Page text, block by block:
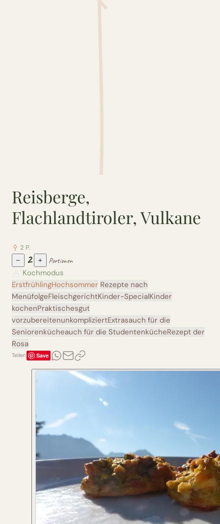
Reisberge,
Flachlandtiroler, Vulkane
2 P.
− 2 + Portionen
Kochmodus
ErstfrühlingHochsommer Rezepte nach
MenüfolgeFleischgerichtKinder-SpecialKinder
kochenPraktischesgut
vorzubereitenunkompliziertExtrasauch für die
Seniorenkücheauch für die StudentenkücheRezept der
Rosa
Teilen Save